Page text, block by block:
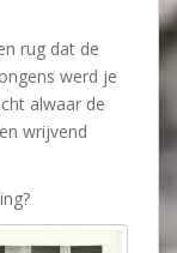
rug dat de
werd je
alwaar de
wrijvend